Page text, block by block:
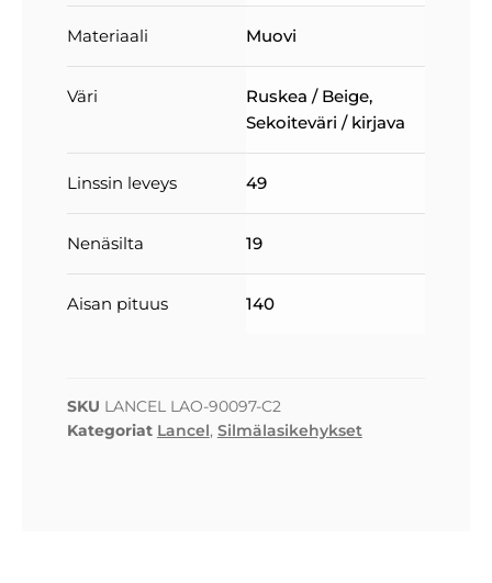
Materiaali Muovi
Väri Ruskea / Beige,
Sekoiteväri / kirjava
Linssin leveys 49
Nenäsilta 19
Aisan pituus 140
SKU LANCEL LAO-90097-C2
Kategoriat Lancel, Silmälasikehykset